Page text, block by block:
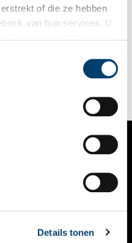
of die ze hebben
van hun services. U
Details tonen
en Vinkenduin een
op de overgang
gevestigd.